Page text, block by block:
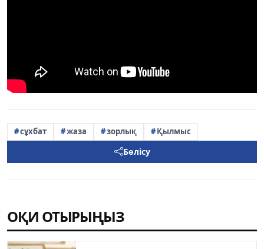
сұхбат жаза зорлық Қылмыс
Бөлісу
ОҚИ ОТЫРЫҢЫЗ